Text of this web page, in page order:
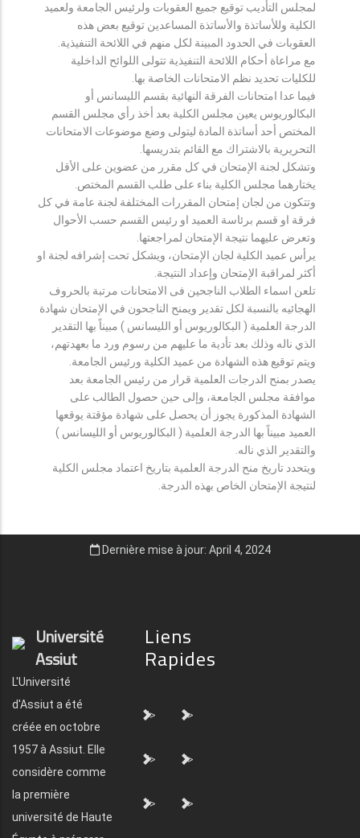
لمجلس التأديب توقيع جميع العقوبات ولرئيس الجامعة ولعميد
الكلية وللأساتذة والأساتذة المساعدين توقيع بعض هذه
العقوبات في الحدود المبينة لكل منهم في اللائحة التنفيذية.
مع مراعاة أحكام اللائحة التنفيذية تتولى اللوائح الداخلية
للكليات تحديد نظم الامتحانات الخاصة بها.
فيما عدا امتحانات الفرقة النهائية بقسم الليسانس أو
البكالوريوس يعين مجلس الكلية بعد أخذ رأي مجلس القسم
المختص أحد أساتذة المادة ليتولى وضع موضوعات الامتحانات
التحريرية بالاشتراك مع القائم بتدريسها.
وتشكل لجنة الإمتحان في كل مقرر من عضوين على الأقل
يختارهما مجلس الكلية بناء على طلب القسم المختص.
وتتكون من لجان إمتحان المقررات المختلفة لجنة عامة في كل
فرقة او قسم برئاسة العميد او رئيس القسم حسب الأحوال
وتعرض عليهما نتيجة الإمتحان لمراجعتها.
يرأس عميد الكلية لجان الإمتحان، ويشكل تحت إشرافه لجنة او
أكثر لمراقبة الإمتحان وإعداد النتيجة.
تلعن اسماء الطلاب الناجحين فى الامتحانات مرتبة بالحروف
الهجائيه بالنسبة لكل تقدير ويمنح الناجحون في الإمتحان شهادة
الدرجة العلمية ( البكالوريوس أو الليسانس ) مبيناً بها التقدير
الذي ناله وذلك بعد تأدية ما عليهم من رسوم ورد ما بعهدتهم،
ويتم توقيع هذه الشهادة من عميد الكلية ورئيس الجامعة.
يصدر بمنح الدرجات العلمية قرار من رئيس الجامعة بعد
موافقة مجلس الجامعة، وإلى حين حصول الطالب على
الشهادة المذكورة يجوز أن يحصل على شهادة مؤقتة يوقعها
العميد مبيناً بها الدرجة العلمية ( البكالوريوس أو الليسانس )
والتقدير الذي ناله.
ويتحدد تاريخ منح الدرجة العلمية بتاريخ اعتماد مجلس الكلية
لنتيجة الإمتحان الخاص بهذه الدرجة.
Dernière mise à jour: April 4, 2024
Université
Assiut
L'Université
d'Assiut a été
créée en octobre
1957 à Assiut. Elle
considère comme
la première
université de Haute
Liens
Rapides
"> ">
"> ">
"> ">